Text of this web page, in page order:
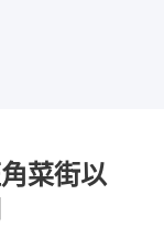
菜街以